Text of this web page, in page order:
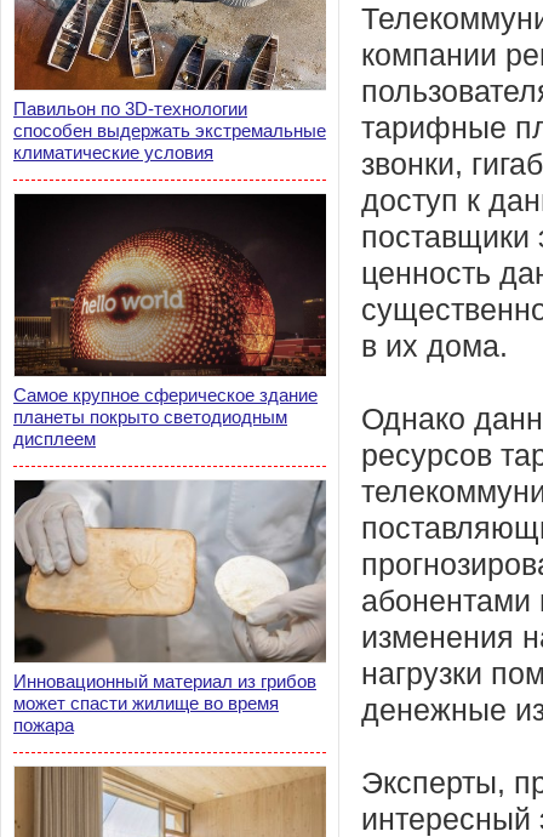
Павильон по 3D-технологии
способен выдержать экстремальные
климатические условия
Самое крупное сферическое здание
планеты покрыто светодиодным
дисплеем
Инновационный материал из грибов
может спасти жилище во время
пожара
компании
тарифные
звонки,
доступ к
поставщики
ценность
в их дома.
Однако
ресурсов
абонентами
изменения
нагрузки
денежные
Эксперты,
интересный